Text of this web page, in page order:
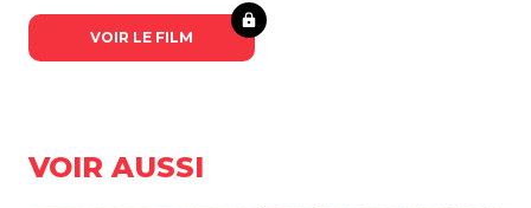
VOIR LE FILM
VOIR AUSSI